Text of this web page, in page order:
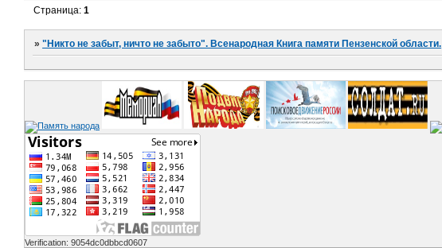
Страница:1
»"Никто не забыт, ничто не забыто". Всенародная Книга памяти Пензенской области.
Verification: 9054dc0dbbcd0607